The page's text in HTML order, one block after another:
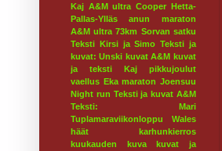
Kaj A&M ultra Cooper Hetta-
Pallas-Ylläs
anun maraton
A&M ultra 73km Sorvan satku
Teksti Kirsi ja Simo Teksti ja
kuvat: Unski kuvat A&M kuvat
ja teksti Kaj
pikkujoulut
vaellus Eka maraton Joensuu
Night run Teksti ja kuvat A&M
Teksti: Mari
Tuplamaraviikonloppu
Wales
häät
karhunkierros
kuukauden kuva
kuvat ja